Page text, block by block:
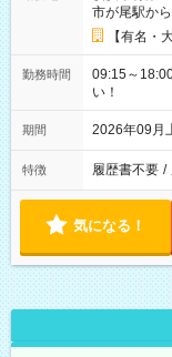
市が尾駅か
【有名・
勤務時間
09:15～
い！
期間 2026年09月
特徴 履歴書不要 /
気になる！